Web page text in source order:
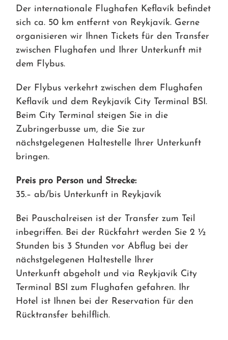
Der internationale Flughafen Keflavík befindet
sich ca. 50 km entfernt von Reykjavík. Gerne
organisieren wir Ihnen Tickets für den Transfer
zwischen Flughafen und Ihrer Unterkunft mit
dem Flybus.
Der Flybus verkehrt zwischen dem Flughafen
Keflavík und dem Reykjavík City Terminal BSI.
Beim City Terminal steigen Sie in die
Zubringerbusse um, die Sie zur
nächstgelegenen Haltestelle Ihrer Unterkunft
bringen.
Preis pro Person und Strecke:
35.– ab/bis Unterkunft in Reykjavík
Bei Pauschalreisen ist der Transfer zum Teil
inbegriffen. Bei der Rückfahrt werden Sie 2 ½
Stunden bis 3 Stunden vor Abflug bei der
nächstgelegenen Haltestelle Ihrer
Unterkunft abgeholt und via Reykjavík City
Terminal BSI zum Flughafen gefahren. Ihr
Hotel ist Ihnen bei der Reservation für den
Rücktransfer behilflich.